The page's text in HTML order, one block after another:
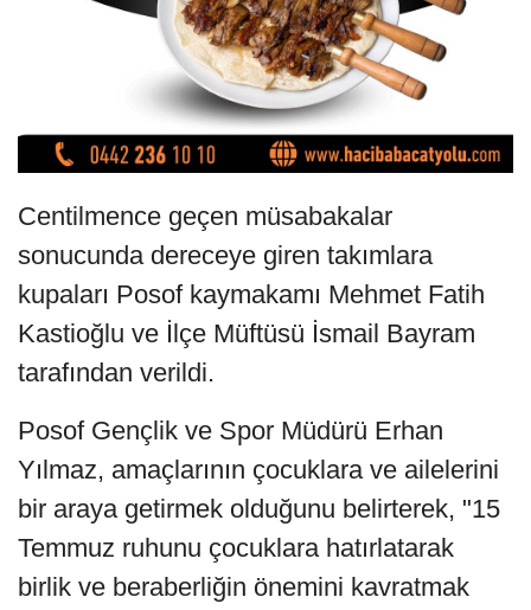
Centilmence geçen müsabakalar
sonucunda dereceye giren takımlara
kupaları Posof kaymakamı Mehmet Fatih
Kastioğlu ve İlçe Müftüsü İsmail Bayram
tarafından verildi.
Posof Gençlik ve Spor Müdürü Erhan
Yılmaz, amaçlarının çocuklara ve ailelerini
bir araya getirmek olduğunu belirterek, "15
Temmuz ruhunu çocuklara hatırlatarak
birlik ve beraberliğin önemini kavratmak